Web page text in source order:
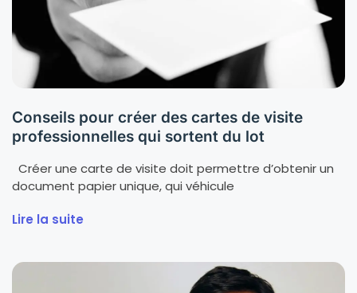
Conseils pour créer des cartes de visite
professionnelles qui sortent du lot
Créer une carte de visite doit permettre d’obtenir un
document papier unique, qui véhicule
Lire la suite